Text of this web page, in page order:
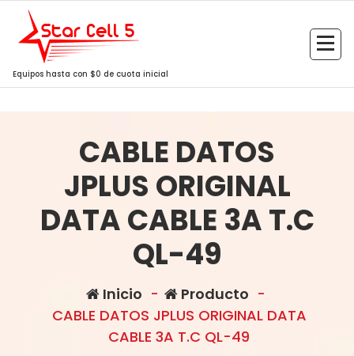
Saltar
contenido
Equipos hasta con $0 de cuota inicial
CABLE DATOS
JPLUS ORIGINAL
DATA CABLE 3A T.C
QL-49
Inicio - Producto -
CABLE DATOS JPLUS ORIGINAL DATA
CABLE 3A T.C QL-49